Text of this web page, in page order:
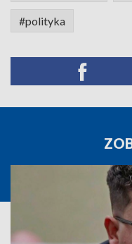
#polityka